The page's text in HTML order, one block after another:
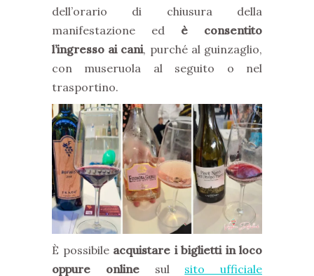
dell’orario di chiusura della
manifestazione ed è consentito
l’ingresso ai cani, purché al guinzaglio,
con museruola al seguito o nel
trasportino.
È possibile acquistare i biglietti in loco
oppure onlinesul sito ufficiale